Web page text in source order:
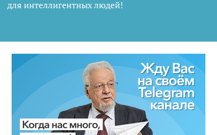
для интеллигентных людей!